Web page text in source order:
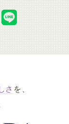
オ
さ を、